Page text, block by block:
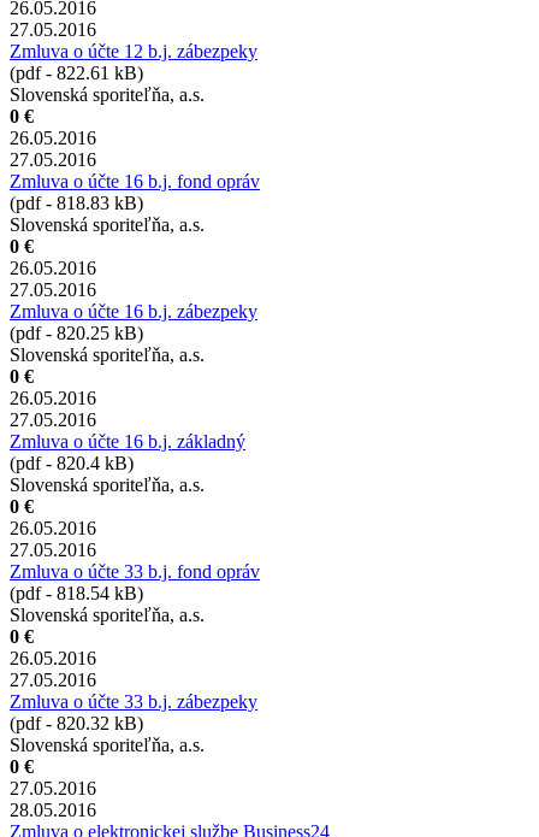
26.05.2016
27.05.2016
Zmluva o účte 12 b.j. zábezpeky
(pdf - 822.61 kB)
Slovenská sporiteľňa, a.s.
0 €
26.05.2016
27.05.2016
Zmluva o účte 16 b.j. fond opráv
(pdf - 818.83 kB)
Slovenská sporiteľňa, a.s.
0 €
26.05.2016
27.05.2016
Zmluva o účte 16 b.j. zábezpeky
(pdf - 820.25 kB)
Slovenská sporiteľňa, a.s.
0 €
26.05.2016
27.05.2016
Zmluva o účte 16 b.j. základný
(pdf - 820.4 kB)
Slovenská sporiteľňa, a.s.
0 €
26.05.2016
27.05.2016
Zmluva o účte 33 b.j. fond opráv
(pdf - 818.54 kB)
Slovenská sporiteľňa, a.s.
0 €
26.05.2016
27.05.2016
Zmluva o účte 33 b.j. zábezpeky
(pdf - 820.32 kB)
Slovenská sporiteľňa, a.s.
0 €
27.05.2016
28.05.2016
Zmluva o elektronickej službe Business24